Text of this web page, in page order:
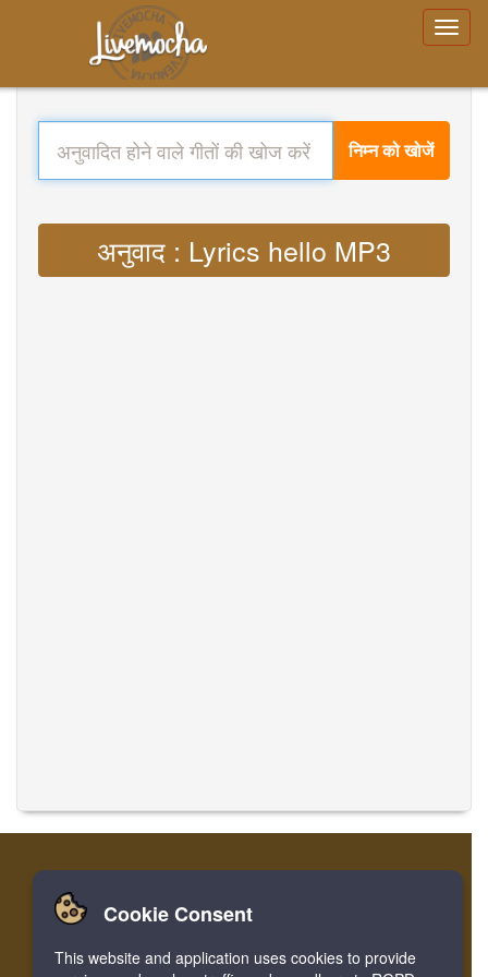
निम्न को खोजें
अनुवाद : Lyrics hello MP3
Home लॉग इन करें रजिस्टर करें
Facebook Twitter Bookmark
Cookie Consent
This website and application uses cookies to provide